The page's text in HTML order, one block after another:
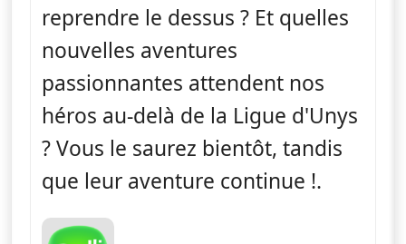
reprendre le dessus ? Et quelles
nouvelles aventures
passionnantes attendent nos
héros au-delà de la Ligue d'Unys
? Vous le saurez bientôt, tandis
que leur aventure continue !.